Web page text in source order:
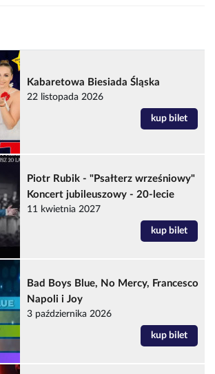
Kabaretowa Biesiada Śląska
22 listopada 2026
kup bilet
Piotr Rubik - "Psałterz wrześniowy"
Koncert jubileuszowy - 20-lecie
11 kwietnia 2027
kup bilet
Bad Boys Blue, No Mercy, Francesco
Napoli i Joy
3 października 2026
kup bilet